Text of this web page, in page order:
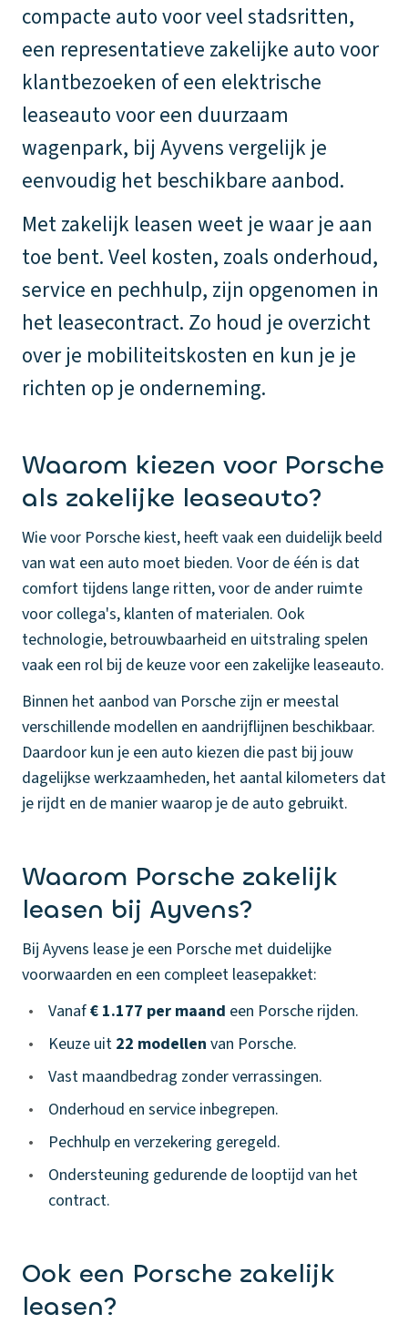
compacte auto voor veel stadsritten,
een representatieve zakelijke auto voor
klantbezoeken of een elektrische
leaseauto voor een duurzaam
wagenpark, bij Ayvens vergelijk je
eenvoudig het beschikbare aanbod.
Met zakelijk leasen weet je waar je aan
toe bent. Veel kosten, zoals onderhoud,
service en pechhulp, zijn opgenomen in
het leasecontract. Zo houd je overzicht
over je mobiliteitskosten en kun je je
richten op je onderneming.
Waarom kiezen voor Porsche
als zakelijke leaseauto?
Wie voor Porsche kiest, heeft vaak een duidelijk beeld
van wat een auto moet bieden. Voor de één is dat
comfort tijdens lange ritten, voor de ander ruimte
voor collega's, klanten of materialen. Ook
technologie, betrouwbaarheid en uitstraling spelen
vaak een rol bij de keuze voor een zakelijke leaseauto.
Binnen het aanbod van Porsche zijn er meestal
verschillende modellen en aandrijflijnen beschikbaar.
Daardoor kun je een auto kiezen die past bij jouw
dagelijkse werkzaamheden, het aantal kilometers dat
je rijdt en de manier waarop je de auto gebruikt.
Waarom Porsche zakelijk
leasen bij Ayvens?
Bij Ayvens lease je een Porsche met duidelijke
voorwaarden en een compleet leasepakket:
•
Vanaf€ 1.177 per maand een Porsche rijden.
•
Keuze uit 22 modellen van Porsche.
•
Vast maandbedrag zonder verrassingen.
•
Onderhoud en service inbegrepen.
•
Pechhulp en verzekering geregeld.
•
Ondersteuning gedurende de looptijd van het
contract.
Ook een Porsche zakelijk
leasen?